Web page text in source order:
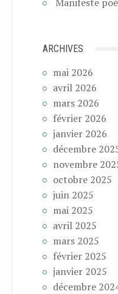
ARCHIVES
mai 2026
avril 2026
mars 2026
février 2026
janvier 2026
décembre
novembre
octobre 2025
juin 2025
mai 2025
avril 2025
mars 2025
février 2025
janvier 2025
décembre